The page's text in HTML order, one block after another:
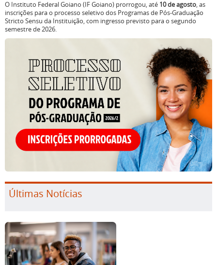
O Instituto Federal Goiano (IF Goiano) prorrogou, até 10 de agosto, as
inscrições para o processo seletivo dos Programas de Pós-Graduação
Stricto Sensu da Instituição, com ingresso previsto para o segundo
semestre de 2026.
Últimas Notícias